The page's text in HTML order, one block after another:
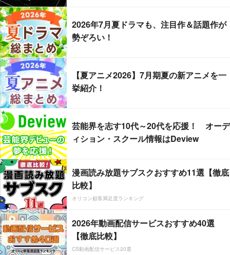
2026年7月夏ドラマも、注目作＆話題作が
勢ぞろい！
【夏アニメ2026】7月期夏の新アニメを一
挙紹介！
芸能界を志す10代～20代を応援！ オーデ
ィション・スクール情報はDeview
漫画読み放題サブスクおすすめ11選【徹底
比較】
オリコン顧客満足度ランキング
2026年動画配信サービスおすすめ40選
【徹底比較】
CS動画配信サービス20選